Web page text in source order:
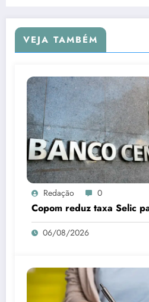
VEJA TAMBÉM
Redação 0
Copom reduz taxa Selic
06/08/2026